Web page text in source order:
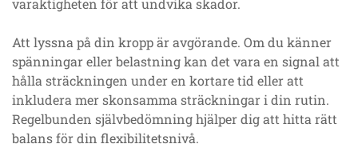
varaktigheten för att undvika skador.
Att lyssna på din kropp är avgörande. Om du känner
spänningar eller belastning kan det vara en signal att
hålla sträckningen under en kortare tid eller att
inkludera mer skonsamma sträckningar i din rutin.
Regelbunden självbedömning hjälper dig att hitta rätt
balans för din flexibilitetsnivå.